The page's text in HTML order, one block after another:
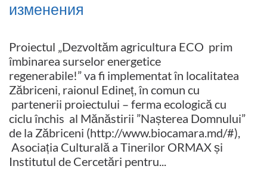
изменения
Proiectul „Dezvoltăm agricultura ECO prim
îmbinarea surselor energetice
regenerabile!” va fi implementat în localitatea
Zăbriceni, raionul Edineț, în comun cu
partenerii proiectului – ferma ecologică cu
ciclu închis al Mănăstirii ”Nașterea Domnului”
de la Zăbriceni (http://www.biocamara.md/#),
Asociația Culturală a Tinerilor ORMAX și
Institutul de Cercetări pentru...